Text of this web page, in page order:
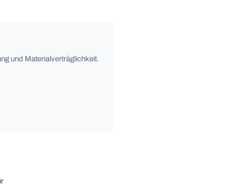
und Materialverträglichkeit.